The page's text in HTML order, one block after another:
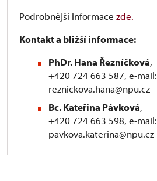
Podrobnější informace zde.
Kontakt a bližší informace:
PhDr. Hana Řezníčková,
+420 724 663 587, e-mail:
reznickova.hana@npu.cz
Bc. Kateřina Pávková,
+420 724 663 598, e-mail:
pavkova.katerina@npu.cz